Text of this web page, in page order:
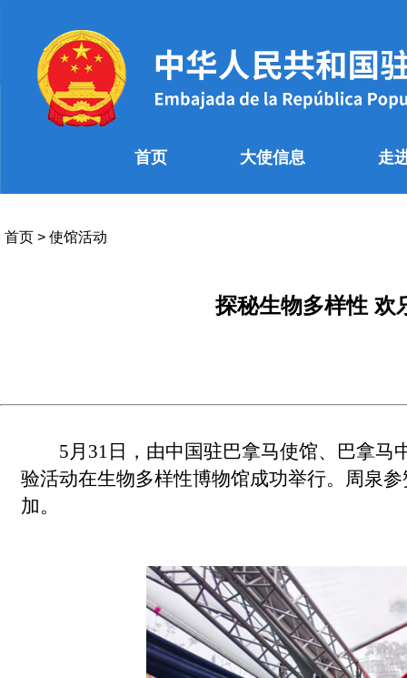
首页 大使信息 走
首页 > 使馆活动
探秘生物多样性
5月31日，由中国驻巴拿马使馆、巴拿马
验活动在生物多样性博物馆成功举行。周泉
加。